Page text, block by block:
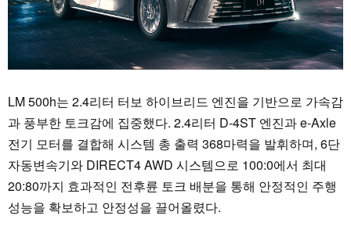
LM 500h는 2.4리터 터보 하이브리드 엔진을 기반으로 가속감
과 풍부한 토크감에 집중했다. 2.4리터 D-4ST 엔진과 e-Axle
전기 모터를 결합해 시스템 총 출력 368마력을 발휘하며, 6단
자동변속기와 DIRECT4 AWD 시스템으로 100:0에서 최대
20:80까지 효과적인 전후륜 토크 배분을 통해 안정적인 주행
성능을 확보하고 안정성을 끌어올렸다.